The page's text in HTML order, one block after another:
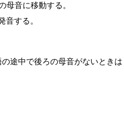
母音に移動する。
音する。
途中で後ろの母音がないとき